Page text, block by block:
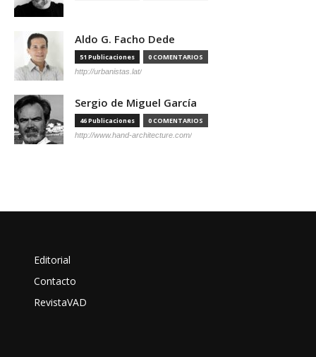
Aldo G. Facho Dede
51 Publicaciones 0 COMENTARIOS
http://urbanistas.lat/
Sergio de Miguel García
46 Publicaciones 0 COMENTARIOS
http://www.hand-architecture.com/
Editorial
Contacto
RevistaVAD